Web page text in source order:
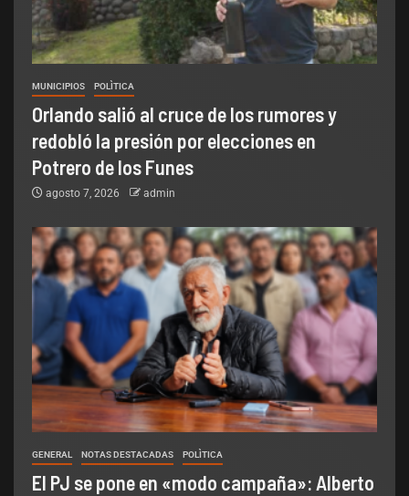
MUNICIPIOS POLÌTICA
Orlando salió al cruce de los rumores y
redobló la presión por elecciones en
Potrero de los Funes
agosto 7, 2026 admin
GENERAL NOTAS DESTACADAS POLÌTICA
El PJ se pone en «modo campaña»: Alberto